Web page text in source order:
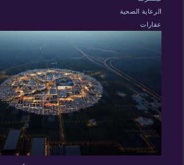
الرعاية الصحية
عقارات